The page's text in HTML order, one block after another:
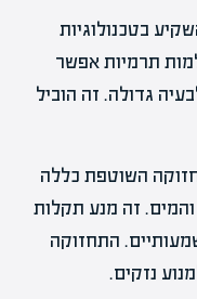
בטכנולוגיות
תרמיות אפשר
גדולה. זה הוביל
השוטפת כללה
זה מנע תקלות
התחזוקה
נזקים.